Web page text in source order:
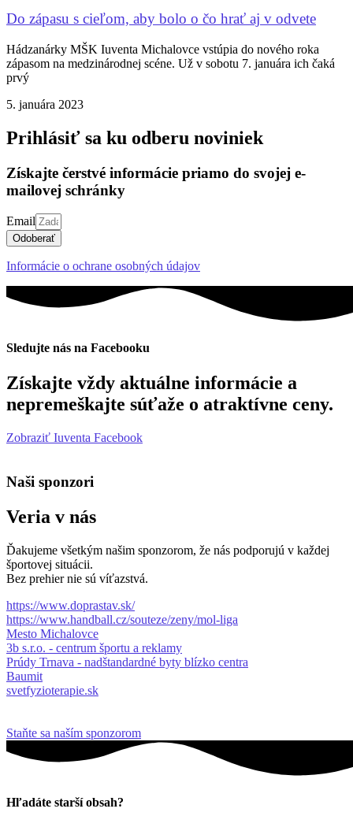
Do zápasu s cieľom, aby bolo o čo hrať aj v odvete
Hádzanárky MŠK Iuventa Michalovce vstúpia do nového roka
zápasom na medzinárodnej scéne. Už v sobotu 7. januára ich čaká
prvý
5. januára 2023
Prihlásiť sa ku odberu noviniek
Získajte čerstvé informácie priamo do svojej e-
mailovej schránky
Email
Odoberať
Informácie o ochrane osobných údajov
Sledujte nás na Facebooku
Získajte vždy aktuálne informácie a
nepremeškajte súťaže o atraktívne ceny.
Zobraziť Iuventa Facebook
Naši sponzori
Veria v nás
Ďakujeme všetkým našim sponzorom, že nás podporujú v každej
športovej situácii.
Bez prehier nie sú víťazstvá.
https://www.doprastav.sk/
https://www.handball.cz/souteze/zeny/mol-liga
Mesto Michalovce
3b s.r.o. - centrum športu a reklamy
Prúdy Trnava - nadštandardné byty blízko centra
Baumit
svetfyzioterapie.sk
Staňte sa naším sponzorom
Hľadáte starší obsah?